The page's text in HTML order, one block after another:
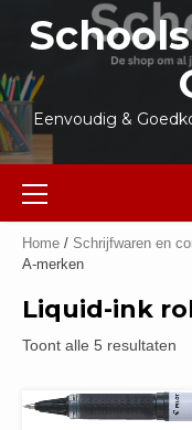
inhoud
Eenvoudig &
Primair
menu
Home / Schrijfwaren en
A-merken
Liquid-ink
Toont alle 5 resultaten